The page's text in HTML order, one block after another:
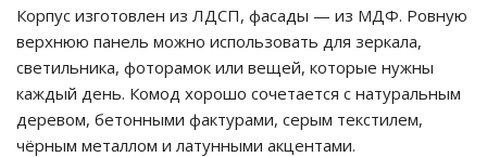
Корпус изготовлен из ЛДСП, фасады — из МДФ. Ровную
верхнюю панель можно использовать для зеркала,
светильника, фоторамок или вещей, которые нужны
каждый день. Комод хорошо сочетается с натуральным
деревом, бетонными фактурами, серым текстилем,
чёрным металлом и латунными акцентами.